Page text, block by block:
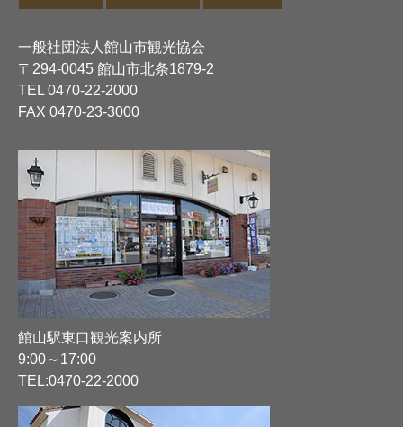
一般社団法人館山市観光協会
〒294-0045 館山市北条1879-2
TEL 0470-22-2000
FAX 0470-23-3000
館山駅東口観光案内所
9:00～17:00
TEL:0470-22-2000